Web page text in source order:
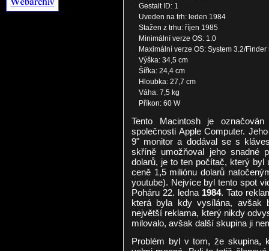
Gestalt ID: 1
Uveden na trh: leden 1984
Stažen z trhu: říjen 1985
Minimální verze OS: 1.0
Maximální verze OS: System 3.2/Finder
Výška: 34,5 cm
Šířka: 24,4 cm
Hloubka: 27,7 cm
Váha: 7,5 kg
Příkon: 60 W
Tento Macintosh je
společnosti Apple Computer.
9" monitor a dodával se s
skříně umožňoval jeho snadné
dolarů, je to ten počítač, který
ceně 1,5 miliónu dolarů
youtube). Nejvíce byl tento spot
Poháru 22. ledna 1984. Tato
která byla kdy vysílána, avšak
největší reklama, který nikdy
milovalo, avšak další skupina ji
Problém byl v tom, že skupina,